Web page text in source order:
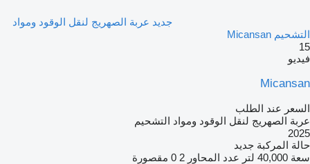
جديد عربة الصهريج لنقل الوقود ومواد
التشحيم Micansan
15
فيديو
Micansan
السعر عند الطلب
عربة الصهريج لنقل الوقود ومواد التشحيم
2025
حالة المركبة جديد
سعة 40,000 لتر عدد المحاور 2 0 مقصورة